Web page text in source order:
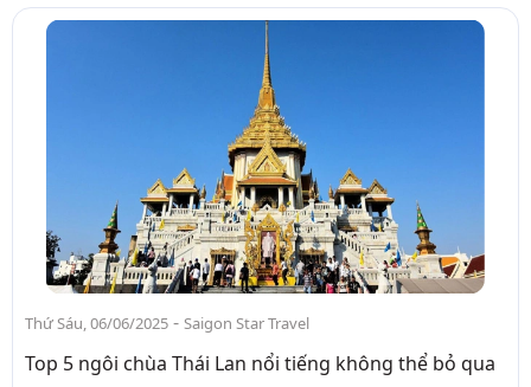
Thứ Sáu, 06/06/2025 - Saigon Star Travel
Top 5 ngôi chùa Thái Lan nổi tiếng không thể bỏ qua